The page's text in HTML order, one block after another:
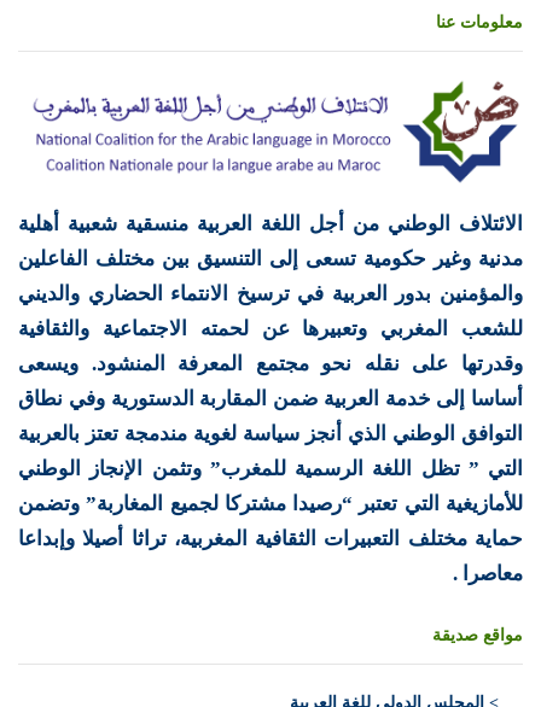
معلومات عنا
الائتلاف الوطني من أجل اللغة العربية منسقية شعبية أهلية
مدنية وغير حكومية تسعى إلى التنسيق بين مختلف الفاعلين
والمؤمنين بدور العربية في ترسيخ الانتماء الحضاري والديني
للشعب المغربي وتعبيرها عن لحمته الاجتماعية والثقافية
وقدرتها على نقله نحو مجتمع المعرفة المنشود. ويسعى
أساسا إلى خدمة العربية ضمن المقاربة الدستورية وفي نطاق
التوافق الوطني الذي أنجز سياسة لغوية مندمجة تعتز بالعربية
التي ” تظل اللغة الرسمية للمغرب” وتثمن الإنجاز الوطني
للأمازيغية التي تعتبر “رصيدا مشتركا لجميع المغاربة” وتضمن
حماية مختلف التعبيرات الثقافية المغربية، تراثا أصيلا وإبداعا
معاصرا .
مواقع صديقة
> المجلس الدولي للغة العربية